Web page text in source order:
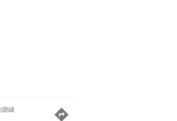
袋線